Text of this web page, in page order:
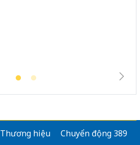
Thương hiệu
Chuyển động 389